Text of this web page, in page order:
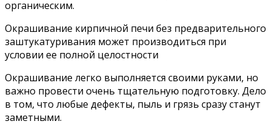
органическим.
Окрашивание кирпичной печи без предварительного
заштукатуривания может производиться при
условии ее полной целостности
Окрашивание легко выполняется своими руками, но
важно провести очень тщательную подготовку. Дело
в том, что любые дефекты, пыль и грязь сразу станут
заметными.